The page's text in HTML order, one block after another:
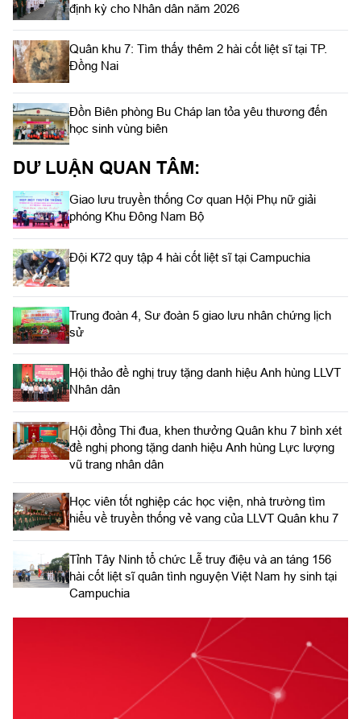
định kỳ cho Nhân dân năm 2026
Quân khu 7: Tìm thấy thêm 2 hài cốt liệt sĩ tại TP.
Đồng Nai
Đồn Biên phòng Bu Cháp lan tỏa yêu thương đến
học sinh vùng biên
DƯ LUẬN QUAN TÂM:
Giao lưu truyền thống Cơ quan Hội Phụ nữ giải
phóng Khu Đông Nam Bộ
Đội K72 quy tập 4 hài cốt liệt sĩ tại Campuchia
Trung đoàn 4, Sư đoàn 5 giao lưu nhân chứng lịch
sử
Hội thảo đề nghị truy tặng danh hiệu Anh hùng LLVT
Nhân dân
Hội đồng Thi đua, khen thưởng Quân khu 7 bình xét
đề nghị phong tặng danh hiệu Anh hùng Lực lượng
vũ trang nhân dân
Học viên tốt nghiệp các học viện, nhà trường tìm
hiểu về truyền thống vẻ vang của LLVT Quân khu 7
​Tỉnh Tây Ninh tổ chức Lễ truy điệu và an táng 156
hài cốt liệt sĩ quân tình nguyện Việt Nam hy sinh tại
Campuchia